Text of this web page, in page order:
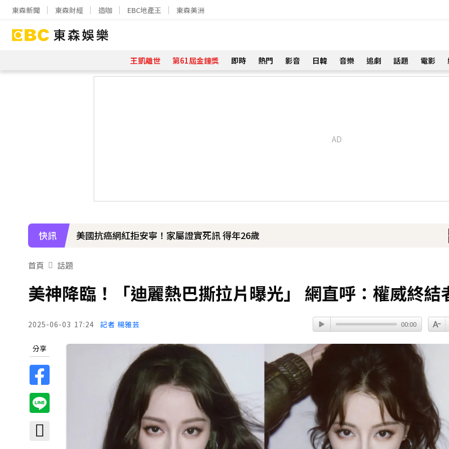
東森新聞 東森財經 造咖 EBC地產王 東森美洲
王凱離世 第61屆金鐘獎 即時 熱門 影音 日韓 音樂 追劇 話題 電影
快訊
下載東森App，隨時掌握天下大小事！
首頁 話題
美神降臨！「迪麗熱巴撕拉片曝光」 網直呼：權威終結
2025-06-03 17:24 記者 楊雅芸 00:00
分享